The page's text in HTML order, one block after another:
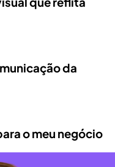
da
o meu negócio